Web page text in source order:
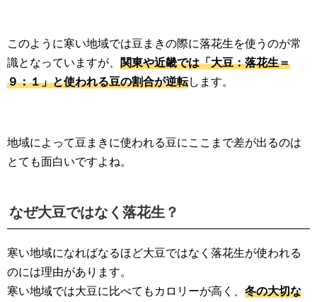
このように寒い地域では豆まきの際に落花生を使うのが常
識となっていますが、 関東や近畿では「大豆：落花生＝
９：１」と使われる豆の割合が逆転します。
地域によって豆まきに使われる豆にここまで差が出るのは
とても面白いですよね。
なぜ大豆ではなく落花生？
寒い地域になればなるほど大豆ではなく落花生が使われる
のには理由があります。
寒い地域では大豆に比べてもカロリーが高く、 冬の大切な